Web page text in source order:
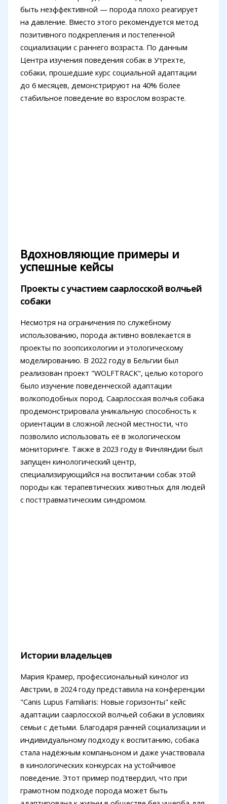
быть неэффективной — порода плохо реагирует
на давление. Вместо этого рекомендуется метод
позитивного подкрепления и постепенной
социализации с раннего возраста. По данным
Центра изучения поведения собак в Утрехте,
собаки, прошедшие курс социальной адаптации
до 6 месяцев, демонстрируют на 40% более
стабильное поведение во взрослом возрасте.
Вдохновляющие примеры и
успешные кейсы
Проекты с участием саарлосской волчьей
собаки
Несмотря на ограничения по служебному
использованию, порода активно вовлекается в
проекты по зоопсихологии и этологическому
моделированию. В 2022 году в Бельгии был
реализован проект "WOLFTRACK", целью которого
было изучение поведенческой адаптации
волкоподобных пород. Саарлосская волчья собака
продемонстрировала уникальную способность к
ориентации в сложной лесной местности, что
позволило использовать её в экологическом
мониторинге. Также в 2023 году в Финляндии был
запущен кинологический центр,
специализирующийся на воспитании собак этой
породы как терапевтических животных для людей
с посттравматическим синдромом.
Истории владельцев
Мария Крамер, профессиональный кинолог из
Австрии, в 2024 году представила на конференции
"Canis Lupus Familiaris: Новые горизонты" кейс
адаптации саарлосской волчьей собаки в условиях
семьи с детьми. Благодаря ранней социализации и
индивидуальному подходу к воспитанию, собака
стала надёжным компаньоном и даже участвовала
в кинологических конкурсах на устойчивое
поведение. Этот пример подтвердил, что при
грамотном подходе порода может быть